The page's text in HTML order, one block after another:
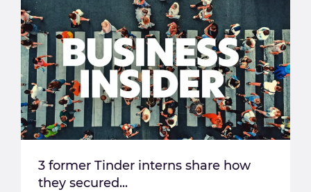
3 former Tinder interns share how
they secured...